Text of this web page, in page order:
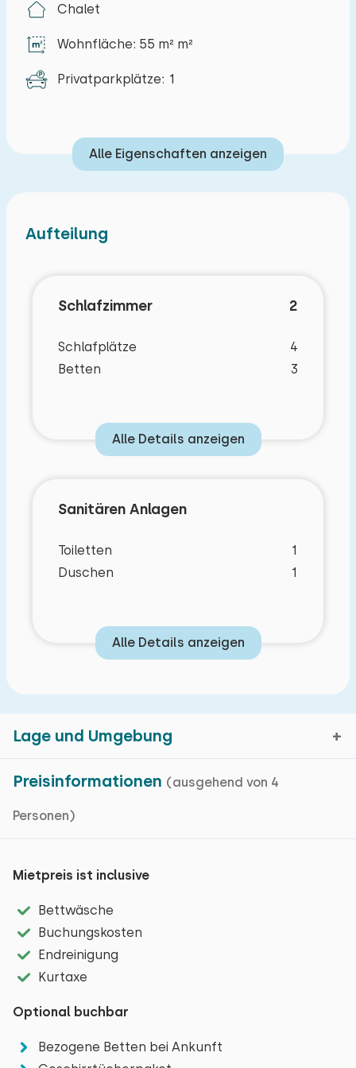
Terrasse mit Gartenmöbeln und einem
Sonnenschirm. Es besteht die Möglichkeit, ein
Auto am Chalet zu parken.
Preisinformationen (ausgehend von 4
Personen)
Mietpreis ist inclusive
Bettwäsche
Buchungskosten
Endreinigung
Kurtaxe
Optional buchbar
Bezogene Betten bei Ankunft
Chalet
Wohnfläche: 55 m² m²
Privatparkplätze: 1
Alle Eigenschaften anzeigen
Aufteilung
Schlafzimmer 2
Schlafplätze
4
Betten
3
Alle Details anzeigen
Sanitären Anlagen
Toiletten
1
Duschen
1
Alle Details anzeigen
Lage und Umgebung
Dordrecht, Sued-Holland
wunderschönen Nationalpark De Biesbosch, der
aufgrund der sichtbaren Gezeitenunterschiede eine
diesen Park perfekt mit Ihren Wanderschuhen
die Wasserbecken, Weidenwälder und Wasservögel